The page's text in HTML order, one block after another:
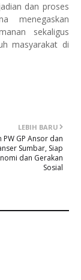
dan proses
menegaskan
sekaligus
masyarakat di
LEBIH BARU
PW GP Ansor dan
Sumbar, Siap
dan Gerakan
Sosial